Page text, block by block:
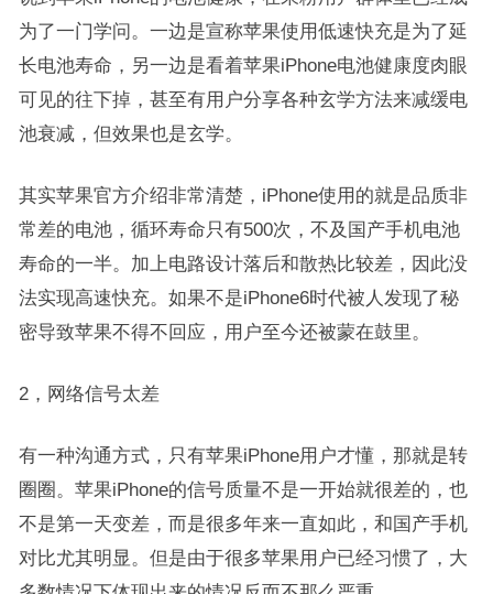
为了一门学问。一边是宣称苹果使用低速快充是为了延
长电池寿命，另一边是看着苹果iPhone电池健康度肉眼
可见的往下掉，甚至有用户分享各种玄学方法来减缓电
池衰减，但效果也是玄学。
其实苹果官方介绍非常清楚，iPhone使用的就是品质非
常差的电池，循环寿命只有500次，不及国产手机电池
寿命的一半。加上电路设计落后和散热比较差，因此没
法实现高速快充。如果不是iPhone6时代被人发现了秘
密导致苹果不得不回应，用户至今还被蒙在鼓里。
2，网络信号太差
有一种沟通方式，只有苹果iPhone用户才懂，那就是转
圈圈。苹果iPhone的信号质量不是一开始就很差的，也
不是第一天变差，而是很多年来一直如此，和国产手机
对比尤其明显。但是由于很多苹果用户已经习惯了，大